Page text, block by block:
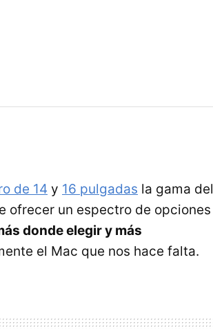
de 14 y 16 pulgadas la gama del
ofrecer un espectro de opciones
donde elegir y más
el Mac que nos hace falta.